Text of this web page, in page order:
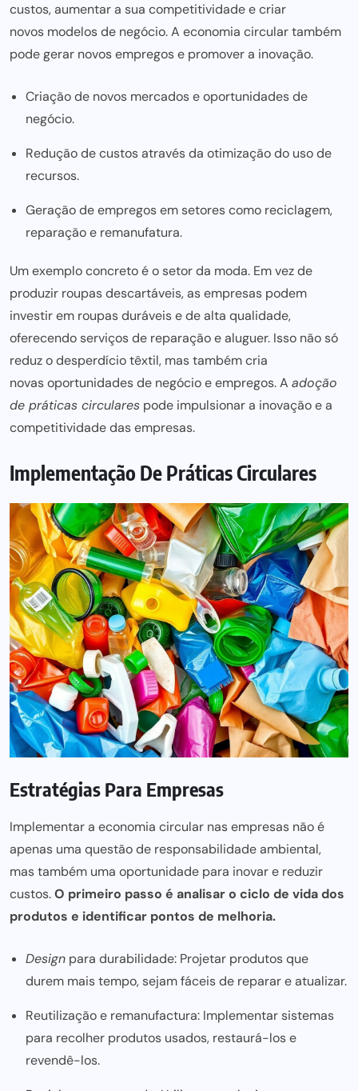
custos, aumentar a sua competitividade e criar
novos modelos de negócio. A economia circular também
pode gerar novos empregos e promover a inovação.
Criação de novos mercados e oportunidades de
negócio.
Redução de custos através da otimização do uso de
recursos.
Geração de empregos em setores como reciclagem,
reparação e remanufatura.
Um exemplo concreto é o setor da moda. Em vez de
produzir roupas descartáveis, as empresas podem
investir em roupas duráveis e dealta qualidade,
oferecendo serviços de reparação e aluguer. Isso não só
reduz o desperdício têxtil, mas também cria
novas oportunidades de negócioe empregos. A adoção
de práticas circulares pode impulsionar a inovação e a
competitividade das empresas.
Implementação De Práticas Circulares
Estratégias Para Empresas
Implementar a economia circular nas empresas não é
apenas uma questão de responsabilidade ambiental,
mas também uma oportunidade para inovar e reduzir
custos.O primeiro passo é analisar o ciclo de vida dos
produtos e identificar pontos de melhoria.
Design para durabilidade: Projetar produtos que
durem mais tempo, sejam fáceis de reparar e atualizar.
Reutilização e remanufactura: Implementar sistemas
para recolher produtos usados, restaurá-los e
revendê-los.